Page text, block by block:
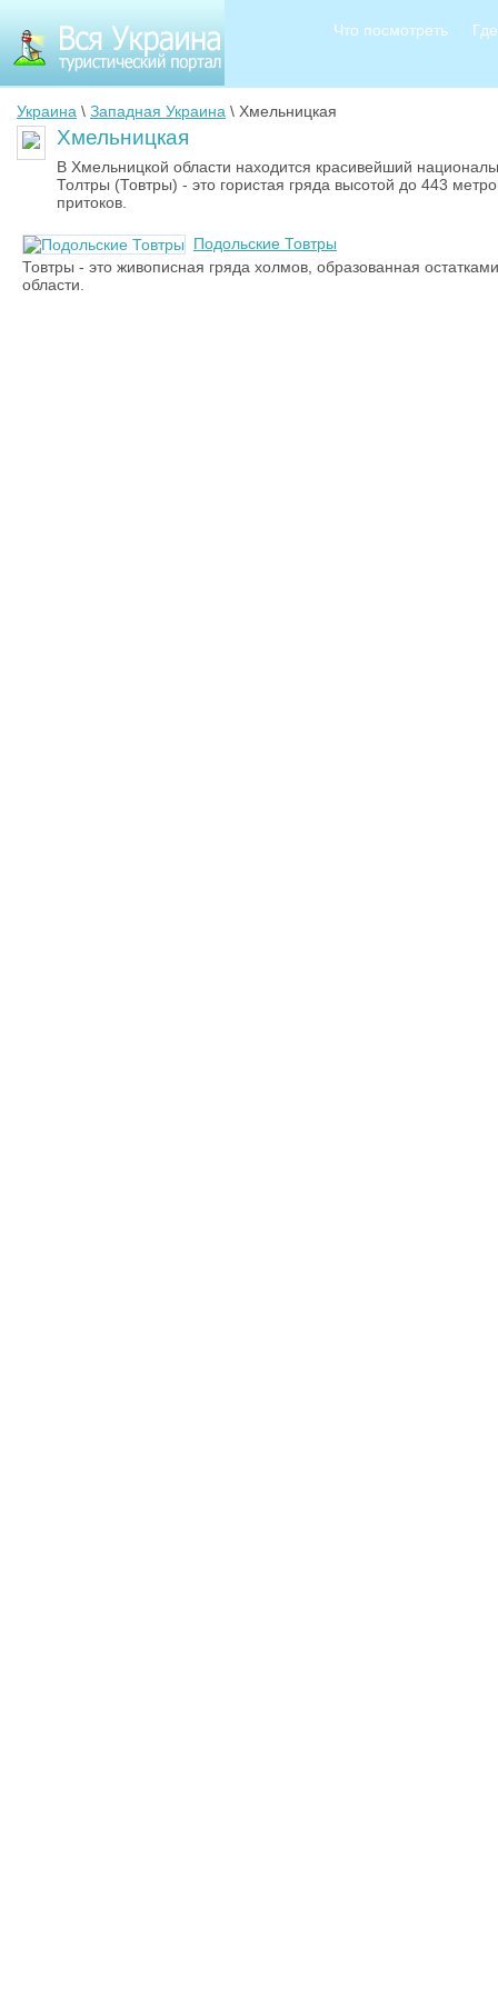
Что посмотреть
Украина \ Западная Украина \ Хмельницкая
Хмельницкая
В Хмельницкой области находится красивейший
Толтры (Товтры) - это гористая гряда высотой до 443
притоков.
Подольские Товтры
Товтры - это живописная гряда холмов, образованная
области.